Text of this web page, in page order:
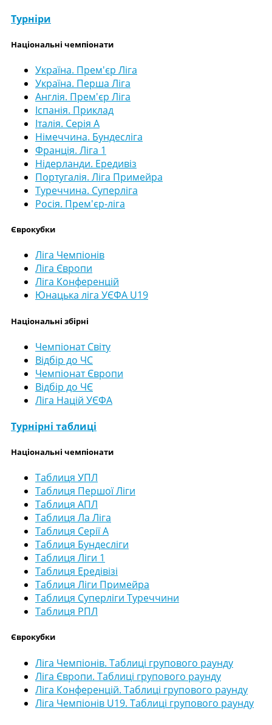
Турніри
Національні чемпіонати
Україна. Прем'єр Ліга
Україна. Перша Ліга
Англія. Прем'єр Ліга
Іспанія. Приклад
Італія. Серія А
Німеччина. Бундесліга
Франція. Ліга 1
Нідерланди. Ередивіз
Португалія. Ліга Примейра
Туреччина. Суперліга
Росія. Прем'єр-ліга
Єврокубки
Ліга Чемпіонів
Ліга Європи
Ліга Конференцій
Юнацька ліга УЄФА U19
Національні збірні
Чемпіонат Світу
Відбір до ЧС
Чемпіонат Європи
Відбір до ЧЄ
Ліга Націй УЄФА
Турнірні таблиці
Національні чемпіонати
Таблиця УПЛ
Таблиця Першої Ліги
Таблиця АПЛ
Таблиця Ла Ліга
Таблиця Серії А
Таблиця Бундесліги
Таблиця Ліги 1
Таблиця Ередівізі
Таблиця Ліги Примейра
Таблиця Суперліги Туреччини
Таблиця РПЛ
Єврокубки
Ліга Чемпіонів. Таблиці групового раунду
Ліга Європи. Таблиці групового раунду
Ліга Конференцій. Таблиці групового раунду
Ліга Чемпіонів U19. Таблиці групового раунду